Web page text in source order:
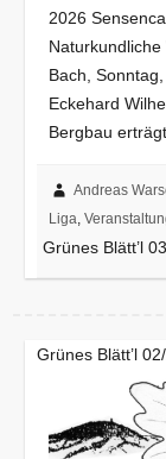
2026
Bach,
Eckehard
Bergbau
Andreas
Liga,
Grünes Blätt’l
Grünes Blätt’l